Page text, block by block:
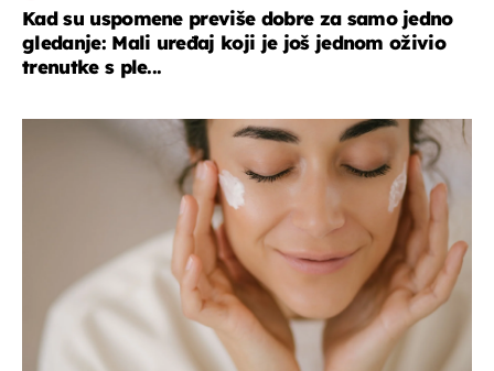
Kad su uspomene previše dobre za samo jedno
gledanje: Mali uređaj koji je još jednom oživio
trenutke s ple...
moda & ljepota